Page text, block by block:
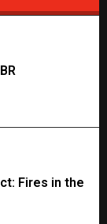
Fires in the